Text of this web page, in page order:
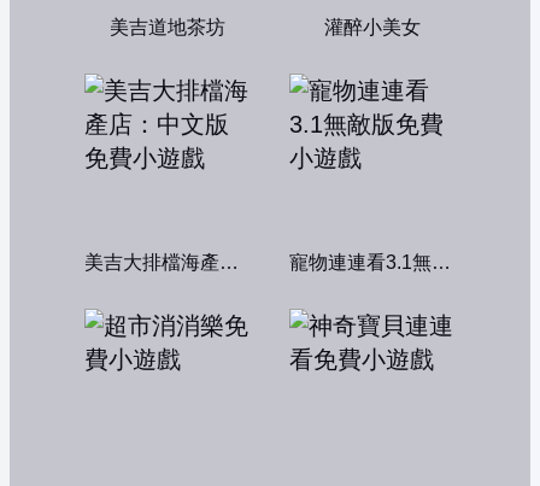
美吉道地茶坊 灌醉小美女
美吉大排檔海產店：中文版 寵物連連看3.1無敵版